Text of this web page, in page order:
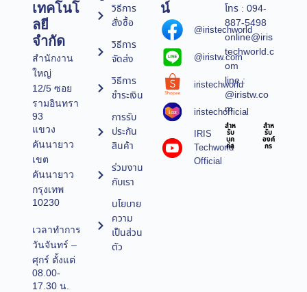
เทคโนโ
ลยี
จำกัด
สำนักงาน
ใหญ่
12/5 ซอย
รามอินทรา
93
แขวง
คันนายาว
เขต
คันนายาว
กรุงเทพ
10230
เวลาทำการ
วันจันทร์ –
ศุกร์ ตั้งแต่
08.00-
17.30 น.
วิธีการ
สั่งซื้อ
วิธีการ
จัดส่ง
วิธีการ
ชำระเงิน
การรับ
ประกัน
สินค้า
ร่วมงาน
กับเรา
นโยบาย
ความ
เป็นส่วน
ตัว
น์
@iristechworld
@iristw.com
iristechworld
iristechofficial
IRIS
Techworld
Official
โทร : 094-
887-5498
online@iris
techworld.c
om
line :
@iristw.co
m
สำห
รับ
บุค
คล
สำห
รับ
องค์
กร